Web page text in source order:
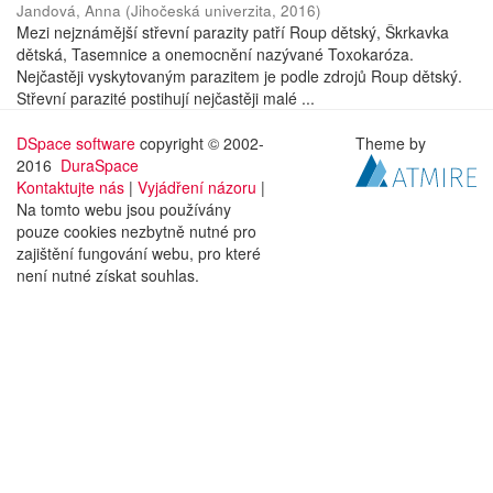
Jandová, Anna (Jihočeská univerzita, 2016)
Mezi nejznámější střevní parazity patří Roup dětský, Škrkavka
dětská, Tasemnice a onemocnění nazývané Toxokaróza.
Nejčastěji vyskytovaným parazitem je podle zdrojů Roup dětský.
Střevní parazité postihují nejčastěji malé ...
DSpace software copyright © 2002-
2016 DuraSpace
Kontaktujte nás | Vyjádření názoru |
Na tomto webu jsou používány
pouze cookies nezbytně nutné pro
zajištění fungování webu, pro které
není nutné získat souhlas.
Theme by